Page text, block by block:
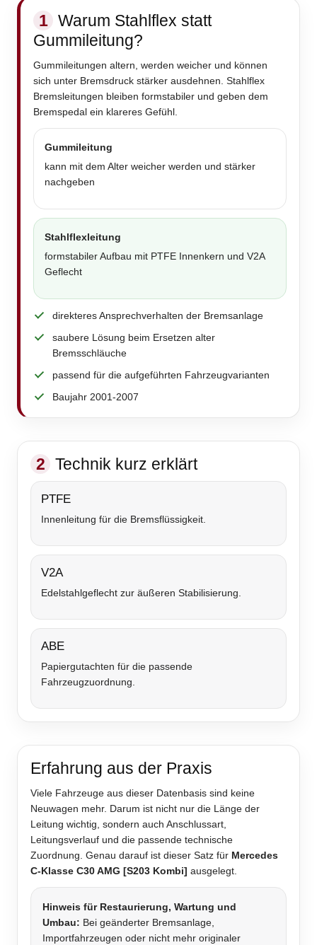
1 Warum Stahlflex statt
Gummileitung?
Gummileitungen altern, werden weicher und können
sich unter Bremsdruck stärker ausdehnen. Stahlflex
Bremsleitungen bleiben formstabiler und geben dem
Bremspedal ein klareres Gefühl.
Gummileitung
kann mit dem Alter weicher werden und stärker
nachgeben
Stahlflexleitung
formstabiler Aufbau mit PTFE Innenkern und V2A
Geflecht
direkteres Ansprechverhalten der Bremsanlage
saubere Lösung beim Ersetzen alter
Bremsschläuche
passend für die aufgeführten Fahrzeugvarianten
Baujahr 2001-2007
2 Technik kurz erklärt
PTFE
Innenleitung für die Bremsflüssigkeit.
V2A
Edelstahlgeflecht zur äußeren Stabilisierung.
ABE
Papiergutachten für die passende
Fahrzeugzuordnung.
Erfahrung aus der Praxis
Viele Fahrzeuge aus dieser Datenbasis sind keine
Neuwagen mehr. Darum ist nicht nur die Länge der
Leitung wichtig, sondern auch Anschlussart,
Leitungsverlauf und die passende technische
Zuordnung. Genau darauf ist dieser Satz für Mercedes
C-Klasse C30 AMG [S203 Kombi] ausgelegt.
Hinweis für Restaurierung, Wartung und
Umbau: Bei geänderter Bremsanlage,
Importfahrzeugen oder nicht mehr originaler